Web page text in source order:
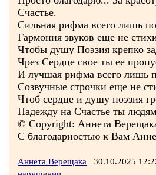
Счастье.
Сильная рифма всего лишь
Гармония звуков еще не
Чтобы душу Поэзия крепко
Чрез Сердце свое ты ее
И лучшая рифма всего лишь
Созвучные строчки еще не
Чтоб сердце и душу поэзия
Надежду на Счастье ты
© Copyright: Аннета
С благодарностью к Вам
Аннета Верещака 30.10.2025